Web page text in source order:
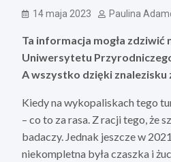
14 maja 2023 Paulina
Ta informacja mogła
Uniwersytetu
A wszystko dzięki
Kiedy na wykopaliskach tego
– co to za rasa. Z racji tego, że
badaczy. Jednak jeszcze w
niekompletna była czaszka i